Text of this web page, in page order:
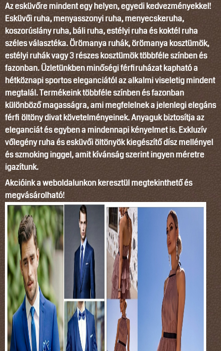
Az esküvőre mindent egy helyen, egyedi kedvezményekkel!
Esküvői ruha, menyasszonyi ruha, menyecskeruha,
koszorúslány ruha, báli ruha, estélyi ruha és koktél ruha
széles választéka. Örömanya ruhák, örömanya kosztümök,
estélyi ruhák vagy 3 részes kosztümök többféle színben és
fazonban. Üzletünkben minőségi férfiruházat kapható a
hétköznapi sportos eleganciától az alkalmi viseletig mindent
megtalál. Termékeink többféle színben és fazonban
különböző magasságra, ami megfelelnek a jelenlegi elegáns
férfi öltöny divat követelményeinek. Anyaguk biztosítja az
eleganciát és egyben a mindennapi kényelmet is. Exkluzív
vőlegény ruha és esküvői öltönyök kiegészítő dísz mellényel
és szmoking inggel, amit kívánság szerint ingyen méretre
igazítunk.
Akcióink a weboldalunkon keresztül megtekinthető és
megvásárolható!